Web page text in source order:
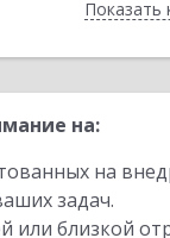
Показать
на:
на
задач.
близкой